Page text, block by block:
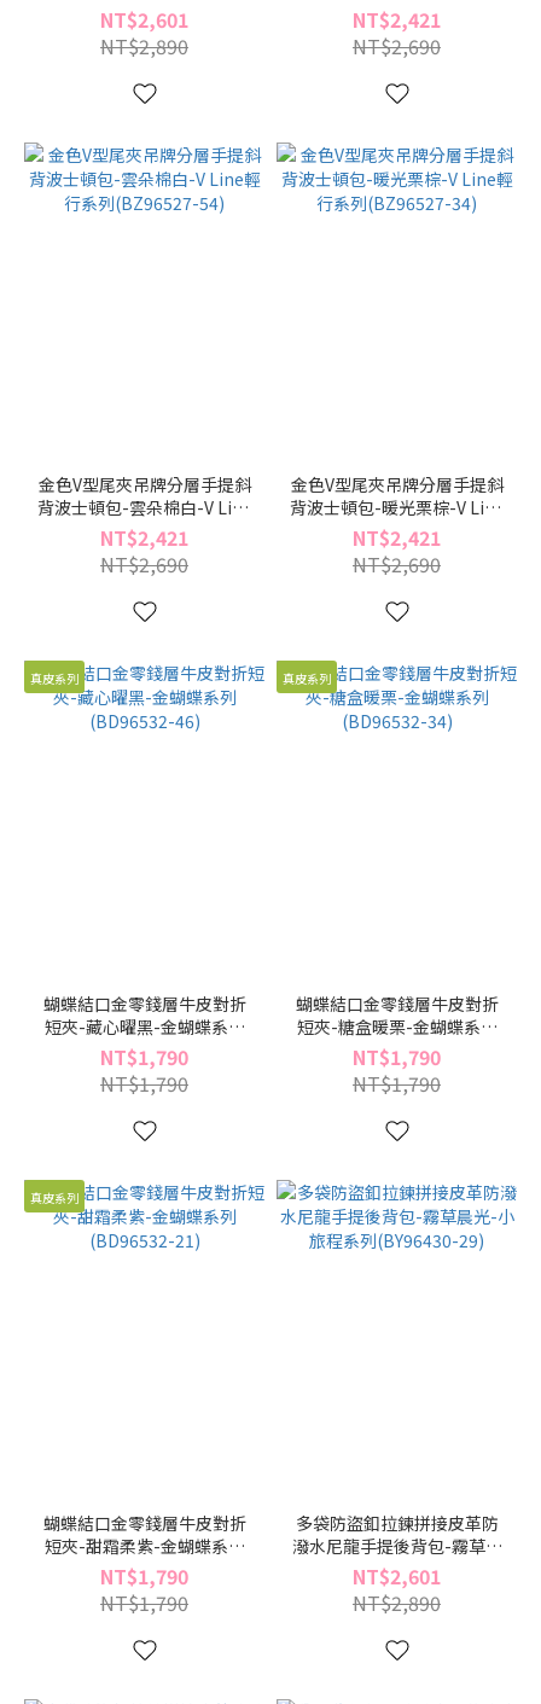
系列(BZ96490-59)
NT$2,601
NT$2,890
輕行系列(BZ96527-91)
NT$2,421
NT$2,690
金色V型尾夾吊牌分層手提斜
背波士頓包-雲朵棉白-V Line
輕行系列(BZ96527-54)
NT$2,421
NT$2,690
金色V型尾夾吊牌分層手提斜
背波士頓包-暖光栗棕-V Line
輕行系列(BZ96527-34)
NT$2,421
NT$2,690
真皮系列
蝴蝶結口金零錢層牛皮對折
短夾-藏心曜黑-金蝴蝶系列
(BD96532-46)
NT$1,790
NT$1,790
真皮系列
蝴蝶結口金零錢層牛皮對折
短夾-糖盒暖栗-金蝴蝶系列
(BD96532-34)
NT$1,790
NT$1,790
真皮系列
蝴蝶結口金零錢層牛皮對折
短夾-甜霜柔紫-金蝴蝶系列
(BD96532-21)
NT$1,790
NT$1,790
多袋防盜釦拉鍊拼接皮革防
潑水尼龍手提後背包-霧草晨
光-小旅程系列(BY96430-29)
NT$2,601
NT$2,890